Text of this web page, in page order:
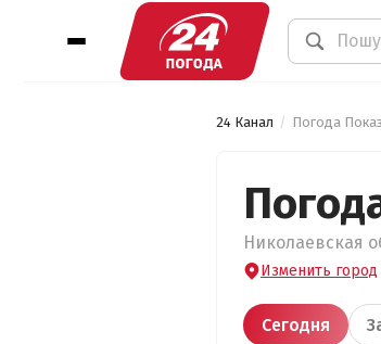
24 Канал Погода
Николаевская
Изменить город
Сегодня